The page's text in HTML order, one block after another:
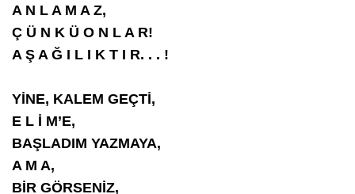
A N L A M A Z,
Ç Ü N K Ü O N L A R!
A Ş A Ğ I L I K T I R. . . !
YİNE, KALEM GEÇTİ,
E L İ M’E,
BAŞLADIM YAZMAYA,
A M A,
BİR GÖRSENİZ,